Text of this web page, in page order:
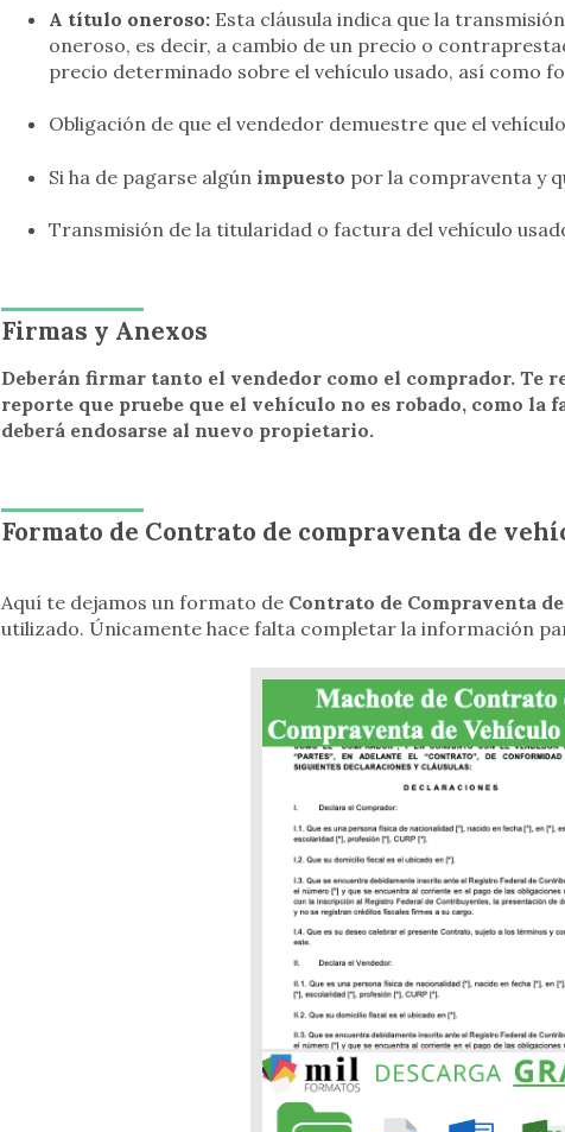
A título oneroso: Esta cláusula indica que la
oneroso, es decir, a cambio de un precio o
precio determinado sobre el vehículo usado, así como
Obligación de que el vendedor demuestre que el
Si ha de pagarse algún impuesto por la compraventa y
Transmisión de la titularidad o factura del vehículo
Firmas y Anexos
Deberán firmar tanto el vendedor como el comprador. Te
reporte que pruebe que el vehículo no es robado, como la
deberá endosarse al nuevo propietario.
Formato de Contrato de compraventa de
Aquí te dejamos un formato de Contrato de Compraventa
utilizado. Únicamente hace falta completar la información